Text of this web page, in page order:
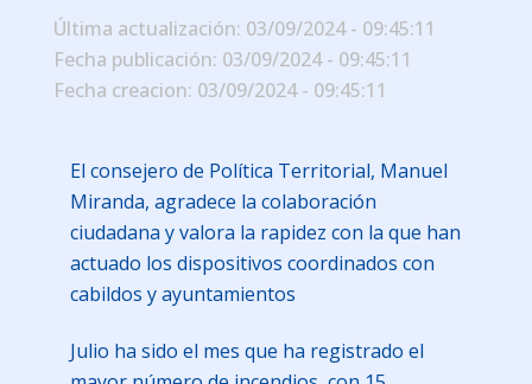
Última actualización: 03/09/2024 - 09:45:11
Fecha publicación: 03/09/2024 - 09:45:11
Fecha creacion: 03/09/2024 - 09:45:11
El consejero de Política Territorial, Manuel
Miranda, agradece la colaboración
ciudadana y valora la rapidez con la que han
actuado los dispositivos coordinados con
cabildos y ayuntamientos
Julio ha sido el mes que ha registrado el